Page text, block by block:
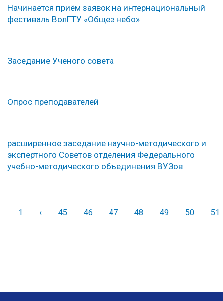
Начинается приём заявок на интернациональный
фестиваль ВолГТУ «Общее небо»
Заседание Ученого совета
Опрос преподавателей
расширенное заседание научно-методического и
экспертного Советов отделения Федерального
учебно-методического объединения ВУЗов
1 ‹Назад
45 46 47 48 49 50 51